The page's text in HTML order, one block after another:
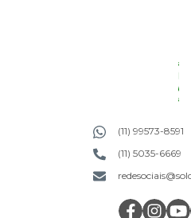
(11) 99573-8591
(11) 5035-6669